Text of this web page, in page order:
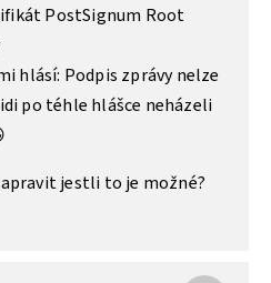
PostSignum Root
hlásí: Podpis zprávy nelze
po téhle hlášce neházeli
jestli to je možné?